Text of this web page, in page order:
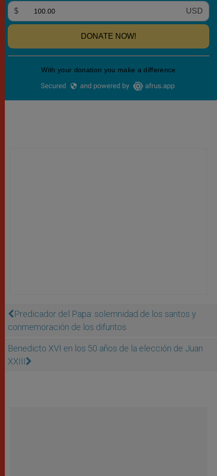
Predicador del Papa: solemnidad de los santos y
conmemoración de los difuntos
Benedicto XVI en los 50 años de la elección de Juan
XXIII